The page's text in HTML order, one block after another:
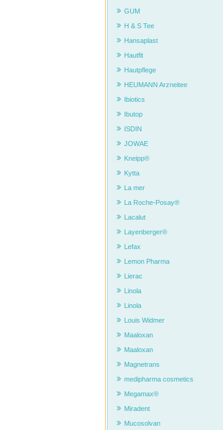
GUM
H & S Tee
Hansaplast
Hautfit
Hautpflege
HEUMANN Arzneitee
Ibiotics
Ibutop
ISDIN
JOWAE
Kneipp®
Kytta
La mer
La Roche-Posay®
Lacalut
Layenberger®
Lefax
Lemon Pharma
Lierac
Linola
Linola
Louis Widmer
Maaloxan
Maaloxan
Magnetrans
medipharma cosmetics
Megamax®
Miradent
Mucosolvan